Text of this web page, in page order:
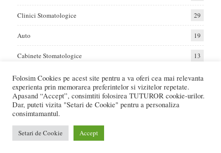
Clinici Stomatologice 29
Auto 19
Cabinete Stomatologice 13
Home Auto Diverse Sanatate
Va raportam cele mai bune oferte de servicii si produse din Romania. Recenzii
Online care va ajuta sa faceti cea mai buna alegere.
Folosim Cookies pe acest site pentru a va oferi cea mai relevanta
experienta prin memorarea preferintelor si vizitelor repetate.
Apasand “Accept”, consimtiti folosirea TUTUROR cookie-urilor.
Dar, puteti vizita "Setari de Cookie" pentru a personaliza
consimtamantul.
Setari de Cookie Accept